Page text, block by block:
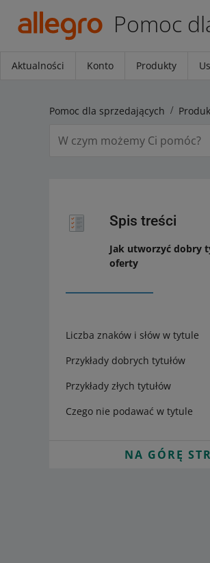
Pomoc
Aktualności Konto Produkty
Pomoc dla sprzedających
Spis treści
Jak utworzyć dobry
oferty
Liczba znaków i słów w tytule
Przykłady dobrych tytułów
Przykłady złych tytułów
Czego nie podawać w tytule
NA GÓRĘ